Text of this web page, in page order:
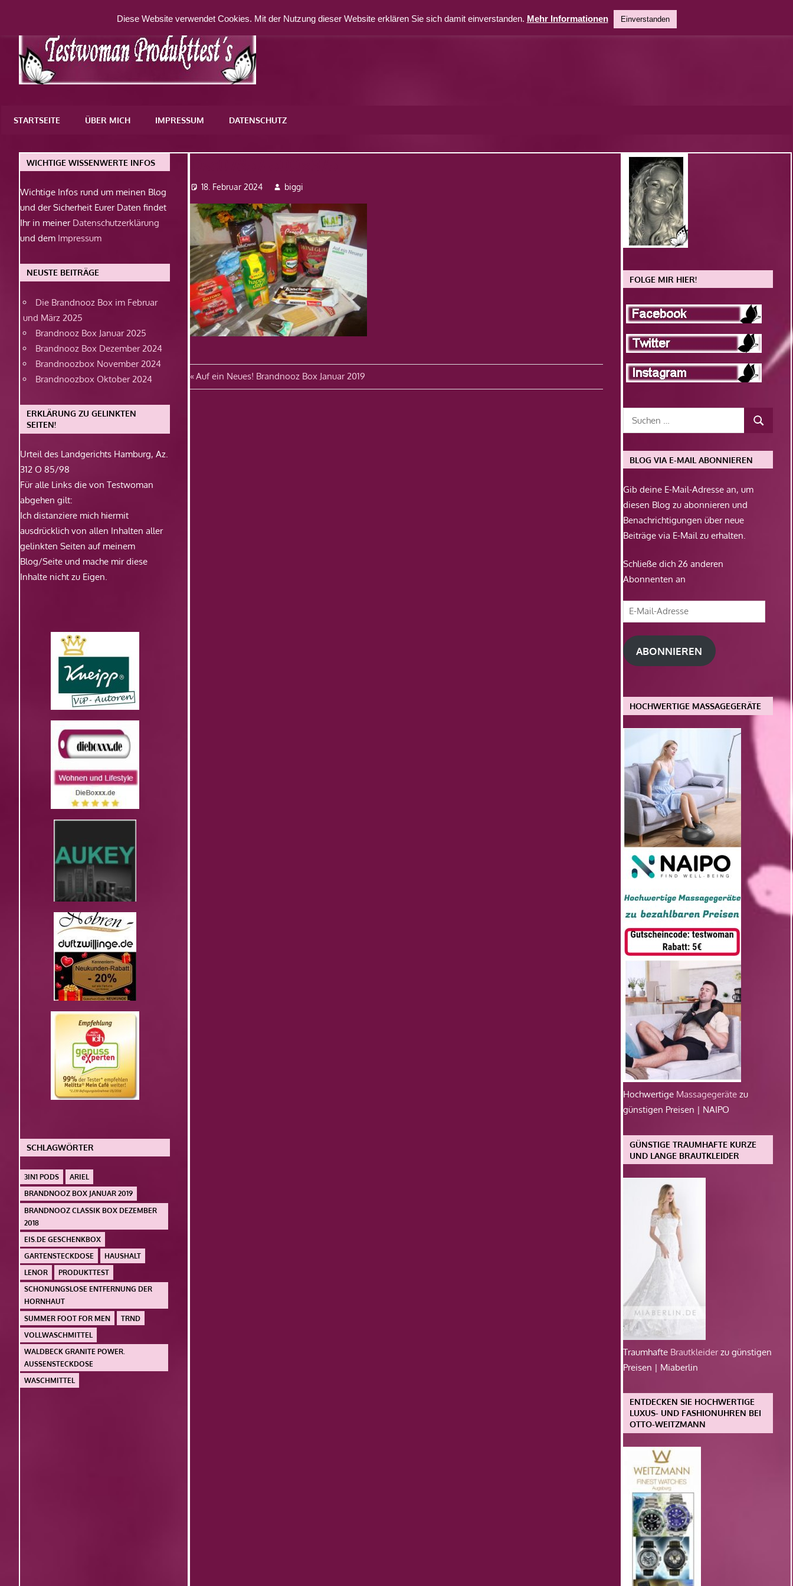
springen
WordPress-
STARTSEITE ÜBER MICH IMPRESSUM DATENSCHUTZ
18. Februar 2024 biggi
Beitragsnavigation
Vorheriger
Beitrag:
Auf ein Neues! Brandnooz Box Januar 2019
WICHTIGE WISSENWERTE INFOS
Wichtige Infos rund um meinen Blog
und der Sicherheit Eurer Daten findet
Ihr in meiner Datenschutzerklärung
und dem Impressum
NEUSTE BEITRÄGE
Die Brandnooz Box im Februar
und März 2025
Brandnooz Box Januar 2025
Brandnooz Box Dezember 2024
Brandnoozbox November 2024
Brandnoozbox Oktober 2024
ERKLÄRUNG ZU GELINKTEN
SEITEN!
Urteil des Landgerichts Hamburg, Az.
312 O 85/98
Für alle Links die von Testwoman
abgehen gilt:
Ich distanziere mich hiermit
ausdrücklich von allen Inhalten aller
gelinkten Seiten auf meinem
Blog/Seite und mache mir diese
Inhalte nicht zu Eigen.
SCHLAGWÖRTER
3IN1 PODS
ARIEL
BRANDNOOZ BOX JANUAR 2019
BRANDNOOZ CLASSIK BOX DEZEMBER
2018
EIS.DE GESCHENKBOX
GARTENSTECKDOSE
HAUSHALT
LENOR
PRODUKTTEST
SCHONUNGSLOSE ENTFERNUNG DER
HORNHAUT
SUMMER FOOT FOR MEN
TRND
VOLLWASCHMITTEL
WALDBECK GRANITE POWER.
AUSSENSTECKDOSE
WASCHMITTEL
FOLGE MIR HIER!
BLOG VIA E-MAIL ABONNIEREN
Gib deine E-Mail-Adresse an, um
diesen Blog zu abonnieren und
Benachrichtigungen über neue
Beiträge via E-Mail zu erhalten.
Schließe dich 26 anderen
Abonnenten an
E-
Mail-
Adresse
ABONNIEREN
HOCHWERTIGE MASSAGEGERÄTE
Hochwertige Massagegeräte zu
günstigen Preisen | NAIPO
GÜNSTIGE TRAUMHAFTE KURZE
UND LANGE BRAUTKLEIDER
Traumhafte Brautkleiderzu günstigen
Preisen | Miaberlin
ENTDECKEN SIE HOCHWERTIGE
LUXUS- UND FASHIONUHREN BEI
OTTO-WEITZMANN
Diese Website verwendet Cookies. Mit der Nutzung dieser Website erklären Sie sich damit einverstanden. Mehr Informationen Einverstanden